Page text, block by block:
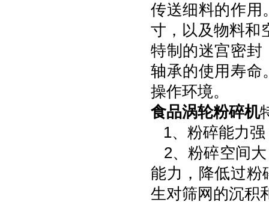
传送细料的作用
寸，以及物料和
特制的迷宫密封
轴承的使用寿命
操作环境。
食品涡轮粉碎机
1、粉碎能力强
2、粉碎空间
能力，降低过粉
生对筛网的沉积